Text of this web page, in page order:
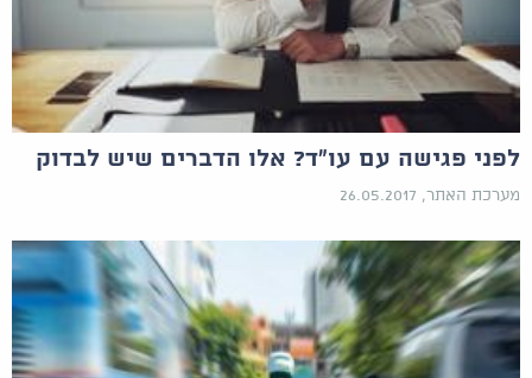
לפני פגישה עם עו"ד? אלו הדברים שיש לבדוק
מערכת האתר, 26.05.2017